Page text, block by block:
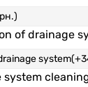
of drainage
system